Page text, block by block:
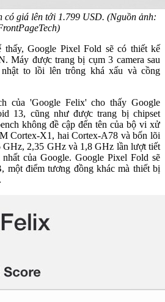
có giá lên tới 1.799 USD. (Nguồn ảnh:
Google Pixel Fold sẽ có thiết kế
Máy được trang bị cụm 3 camera sau
to lồi lên trông khá xấu và cồng
của 'Google Felix' cho thấy Google
13, cũng như được trang bị chipset
không đề cập đến tên của bộ vi xử
Cortex-X1, hai Cortex-A78 và bốn lõi
2,35 GHz và 1,8 GHz lần lượt tiết
của Google. Google Pixel Fold sẽ
một điểm tương đồng khác mà thiết bị